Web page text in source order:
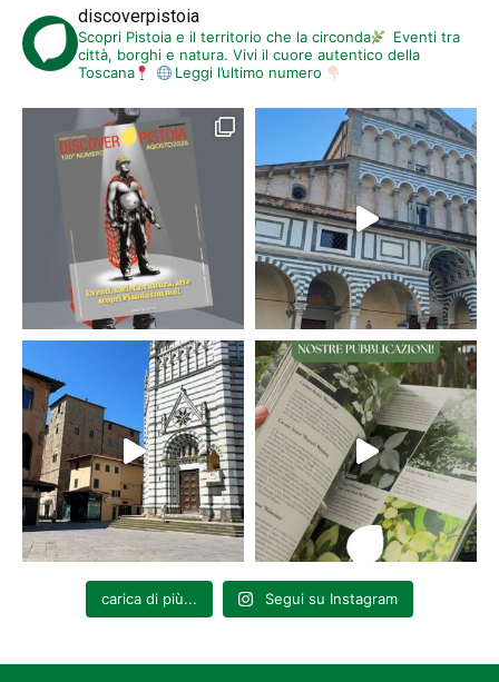
discoverpistoia
Scopri Pistoia e il territorio che la circonda
Eventi tra
città, borghi e natura. Vivi il cuore autentico della
Toscana
Leggi l’ultimo numero
carica di più... Segui su Instagram